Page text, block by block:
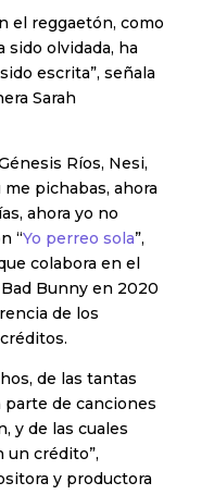
el reggaetón, como
olvidada, ha
escrita”, señala
Sarah
Ríos, Nesi,
pichabas, ahora
ahora yo no
“Yo perreo sola”,
colabora en el
Bunny en 2020
de los
de las tantas
de canciones
y de las cuales
un crédito”,
y productora